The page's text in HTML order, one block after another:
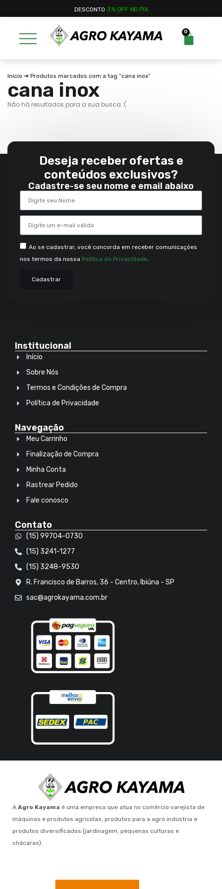
DESCONTO 3% OFF NO PIX
0
Início ➔ Produtos marcados com a tag “cana inox”
cana inox
Não há resultados para a sua busca :(
Deseja receber ofertas e
conteúdos exclusivos?
Cadastre-se seu nome e email abaixo
Ao se cadastrar, você concorda em receber comunicações
nos termos da nossa Política de Privacidade
Cadastrar
Institucional
Início
Sobre Nós
Termos e Condições de Compra
Política de Privacidade
Navegação
Meu Carrinho
Finalização de Compra
Minha Conta
Rastrear Pedido
Fale conosco
Contato
(15) 99704-0730
(15) 3241-1277
(15) 3248-9530
R. Francisco de Barros, 36 - Centro, Ibiúna - SP
sac@agrokayama.com.br
A Agro Kayama é uma empresa que atua no comércio varejista de
máquinas e produtos agrícolas, produtos para a agro indústria e
produtos diversificados (jardinagem, pequenas culturas e
chácaras).